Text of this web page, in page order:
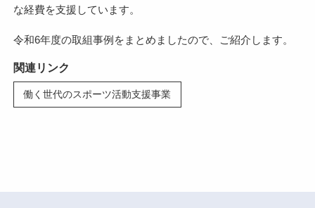
な経費を支援しています。
令和6年度の取組事例をまとめましたので、ご紹介します。
関連リンク
働く世代のスポーツ活動支援事業